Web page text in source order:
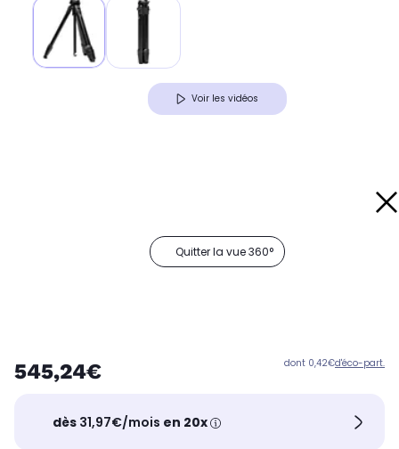
Voir les vidéos
Quitter la vue 360°
545,24€ dont 0,42€d'éco-part.
dès 31,97€/mois en 20x